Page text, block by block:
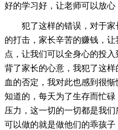
好的学习好，让老师可以放心
犯了这样的错误，对于
的打击，家长辛苦的赚钱，
点，让我们可以全身心的投
背了家长的心意，我犯了这
血的否定，我对此也感到很
知道的，每天为了生存而忙
压力，这一切的一切都是我
可以做的就是做他们的乖孩